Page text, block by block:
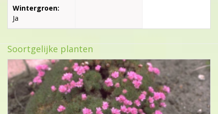
Wintergroen:
Ja
Soortgelijke planten